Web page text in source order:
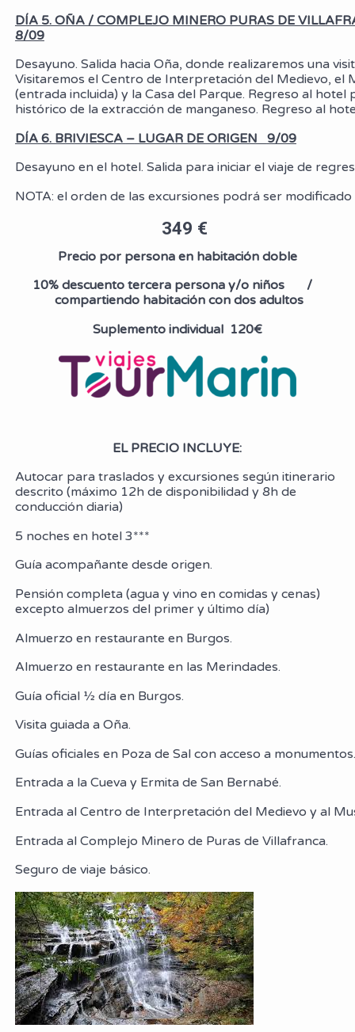
DÍA 5. OÑA / COMPLEJO MINERO PURAS DE
8/09
Desayuno. Salida hacia Oña, donde realizaremos una
Visitaremos el Centro de Interpretación del Medievo,
(entrada incluida) y la Casa del Parque. Regreso al
histórico de la extracción de manganeso. Regreso al
DÍA 6. BRIVIESCA –LUGAR DE ORIGEN 9/09
Desayuno en el hotel. Salida para iniciar el viaje de
NOTA: el orden de las excursiones podrá ser
349 €
Precio por persona en habitación doble
10% descuento tercera persona y/o niños /
compartiendo habitación con dos adultos
Suplemento individual 120€
EL PRECIO INCLUYE:
Autocar para traslados y excursiones según itinerario
descrito (máximo 12h de disponibilidad y 8h de
conducción diaria)
5 noches en hotel 3***
Guía acompañante desde origen.
Pensión completa (agua y vino en comidas y cenas)
excepto almuerzos del primer y último día)
Almuerzo en restaurante en Burgos.
Almuerzo en restaurante en las Merindades.
Guía oficial ½ día en Burgos.
Visita guiada a Oña.
Guías oficiales en Poza de Sal con acceso a monumentos.
Entrada a la Cueva y Ermita de San Bernabé.
Entrada al Centro de Interpretación del Medievo y al
Entrada al Complejo Minero de Puras de Villafranca.
Seguro de viaje básico.